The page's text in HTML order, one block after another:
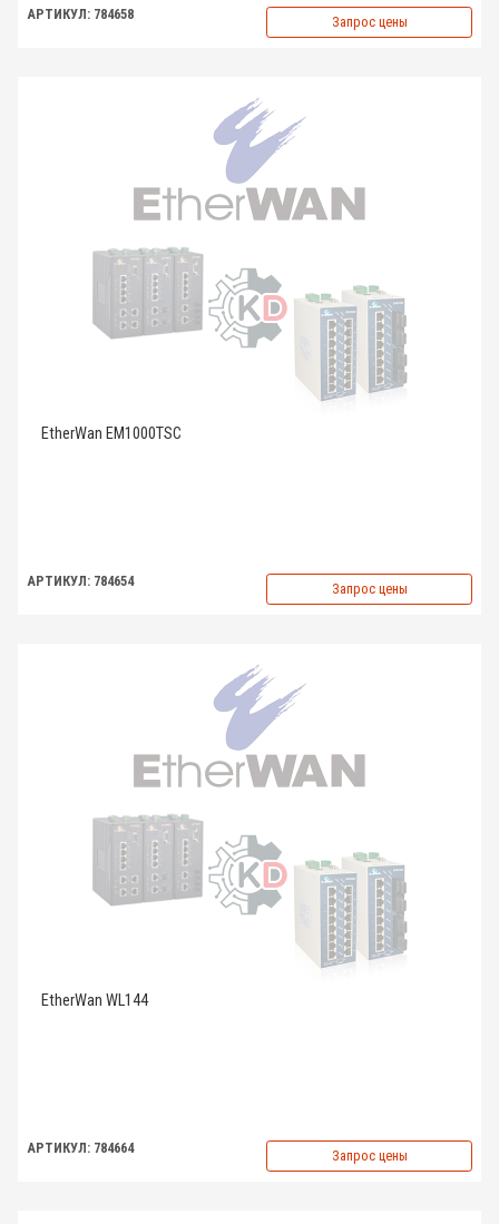
АРТИКУЛ: 784658 Запрос цены
EtherWan EM1000TSC
АРТИКУЛ: 784654 Запрос цены
EtherWan WL144
АРТИКУЛ: 784664 Запрос цены